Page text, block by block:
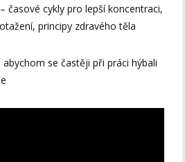
časové cykly pro lepší koncentraci,
principy zdravého těla
se častěji při práci hýbali